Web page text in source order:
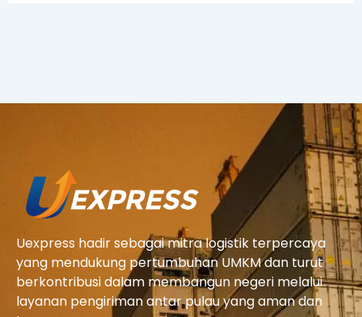
Uexpress hadir sebagai mitra logistik terpercaya
yang mendukung pertumbuhan UMKM dan turut
berkontribusi dalam membangun negeri melalui
layanan pengiriman antar pulau yang aman dan